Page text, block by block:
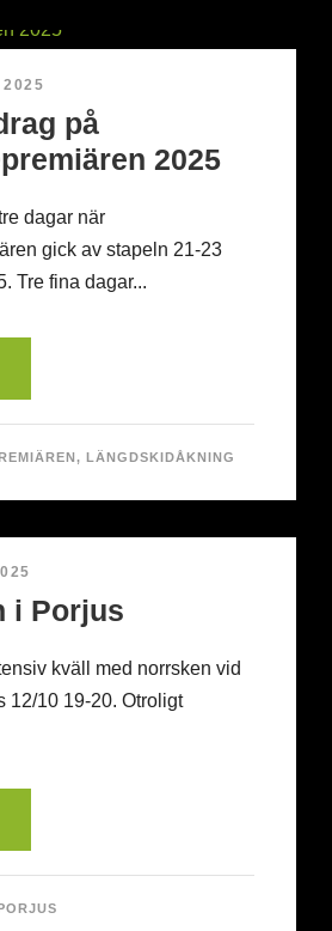
2025
på
2025
dagar när
gick av stapeln 21-23
Tre fina dagar...
, LÄNGDSKIDÅKNING
i Porjus
kväll med norrsken vid
12/10 19-20. Otroligt
PORJUS